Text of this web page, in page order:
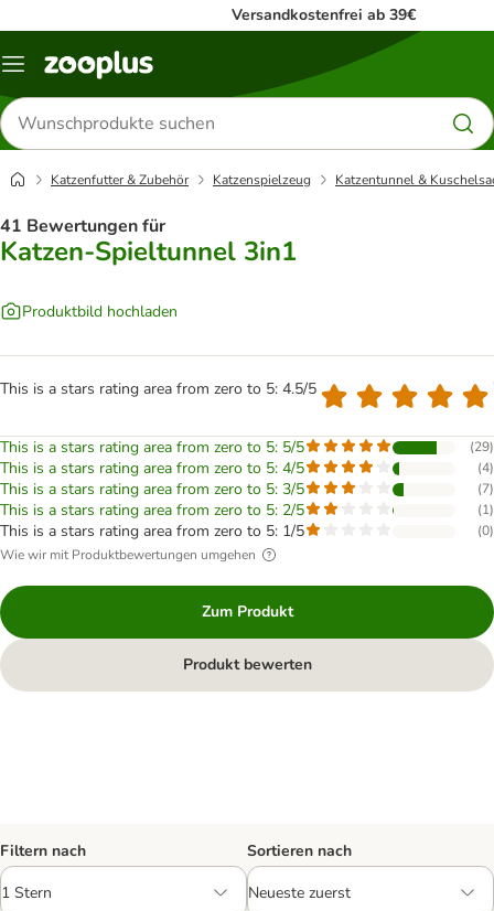
Versandkostenfrei ab 39€
Menü
Produkte
suchen
Katzenfutter & Zubehör Katzenspielzeug Katzentunnel &
41 Bewertungen für
Katzen-Spieltunnel 3in1
Produktbild hochladen
This is a stars rating area from zero to 5: 4.5/5
This is a stars rating area from zero to 5: 5/5 (29)
This is a stars rating area from zero to 5: 4/5 (4)
This is a stars rating area from zero to 5: 3/5 (7)
This is a stars rating area from zero to 5: 2/5 (1)
This is a stars rating area from zero to 5: 1/5 (0)
Wie wir mit Produktbewertungen umgehen
Zum Produkt
Produkt bewerten
Filtern nach Sortieren nach